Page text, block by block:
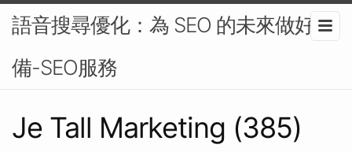
語音搜尋優化：為 SEO 的未來做好準
備-SEO服務
Je Tall Marketing (385)